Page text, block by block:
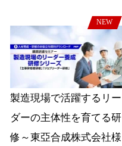
NEW
製造現場で活躍するリー
ダーの主体性を育てる研
修～東亞合成株式会社様